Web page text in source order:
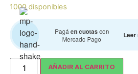
1000 disponibles
Pagáen cuotas con
Mercado Pago
Leer
AÑADIR AL CARRITO